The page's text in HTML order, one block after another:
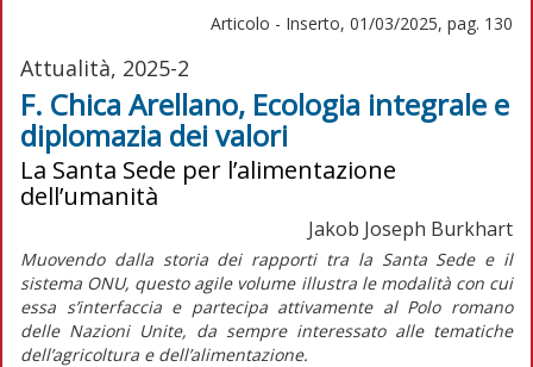
Articolo - Inserto, 01/03/2025, pag. 130
Attualità, 2025-2
F. Chica Arellano, Ecologia integrale e
diplomazia dei valori
La Santa Sede per l’alimentazione
dell’umanità
Jakob Joseph Burkhart
Muovendo dalla storia dei rapporti tra la Santa Sede e il
sistema ONU, questo agile volume illustra le modalità con cui
essa s’interfaccia e partecipa attivamente al Polo romano
delle Nazioni Unite, da sempre interessato alle tematiche
dell’agricoltura e dell’alimentazione.